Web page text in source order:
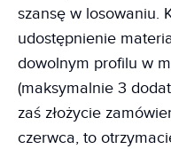
szansę w losowaniu.
udostępnienie
dowolnym profilu w
(maksymalnie 3
zaś złożycie
czerwca, to